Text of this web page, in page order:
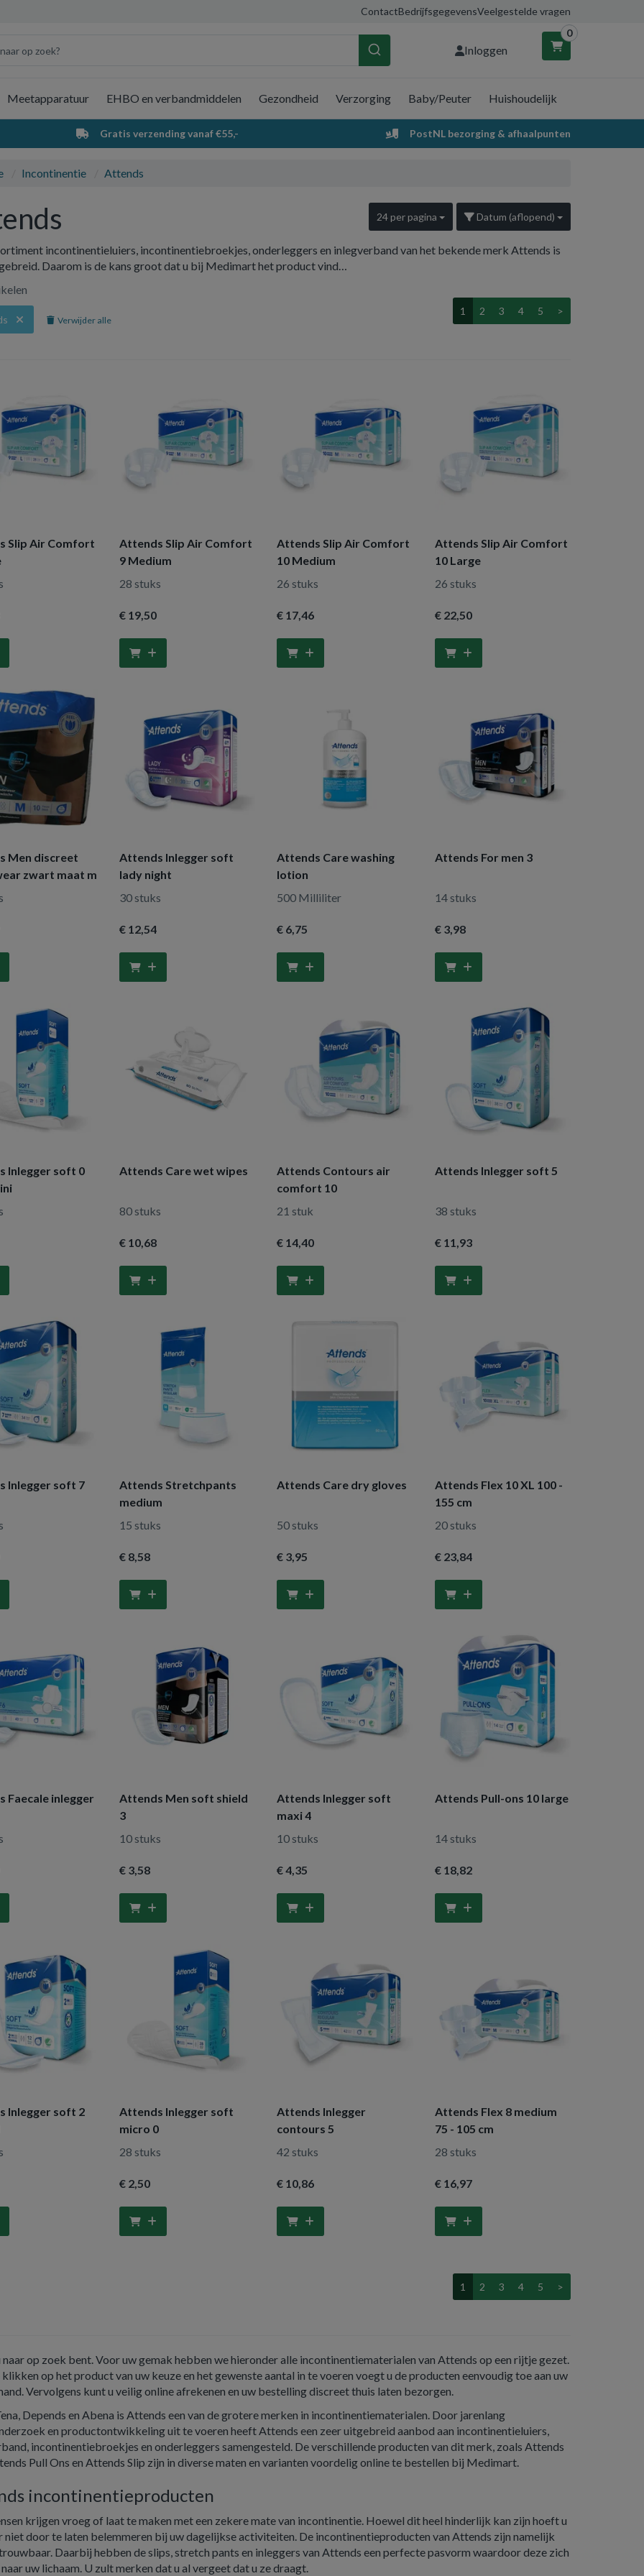
ContactBedrijfsgegevensVeelgestelde vragen
Inloggen
0
Winkelwagen
Meetapparatuur EHBO en verbandmiddelen Gezondheid Verzorging Baby/Peuter Huishoudelijk
Gratis verzending vanaf €55,- PostNL bezorging & afhaalpunten
Incontinentie Attends
Datum (aflopend)
24 per pagina
incontinentieluiers, incontinentiebroekjes, onderleggers en inlegverband van het bekende merk Attends is
Daarom is de kans groot dat u bij Medimart het product vind…
Verwijder alle
1 2 3 4 5 >
Slip Air Comfort
Attends Slip Air Comfort
9 Medium
28 stuks
€ 19,50
Attends Slip Air Comfort
10 Medium
26 stuks
€ 17,46
Attends Slip Air Comfort
10 Large
26 stuks
€ 22,50
Men discreet
zwart maat m
Attends Inlegger soft
lady night
30 stuks
€ 12,54
Attends Care washing
lotion
500 Milliliter
€ 6 ,75
Attends For men 3
14 stuks
€ 3,98
Inlegger soft 0
Attends Care wet wipes
80 stuks
€ 10,68
Attends Contours air
comfort 10
21 stuk
€ 14,40
Attends Inlegger soft 5
38 stuks
€ 11,93
Inlegger soft 7
Attends Stretchpants
medium
15 stuks
€ 8,58
Attends Care dry gloves
50 stuks
€ 3 ,95
Attends Flex 10 XL 100 -
155 cm
20 stuks
€ 23,84
Faecale inlegger
Attends Men soft shield
3
10 stuks
€ 3,58
Attends Inlegger soft
maxi 4
10 stuks
€ 4,35
Attends Pull-ons 10 large
14 stuks
€ 18,82
Inlegger soft 2
Attends Inlegger soft
micro 0
28 stuks
€ 2,50
Attends Inlegger
contours 5
42 stuks
€ 10,86
Attends Flex 8 medium
75 - 105 cm
28 stuks
€ 16,97
1 2 3 4 5 >
naar op zoek bent. Voor uw gemak hebben we hieronder alle incontinentiematerialen van Attends op een rijtje gezet.
op het product van uw keuze en het gewenste aantal in te voeren voegt u de producten eenvoudig toe aan uw
Vervolgens kunt u veilig online afrekenen en uw bestelling discreet thuis laten bezorgen.
Depends en Abena is Attends een van de grotere merken in incontinentiematerialen. Door jarenlang
en productontwikkeling uit te voeren heeft Attends een zeer uitgebreid aanbod aan incontinentieluiers,
incontinentiebroekjes en onderleggers samengesteld. De verschillende producten van dit merk, zoals Attends
Pull Ons en Attends Slip zijn in diverse maten en varianten voordelig online te bestellen bij Medimart.
incontinentieproducten
krijgen vroeg of laat te maken met een zekere mate van incontinentie. Hoewel dit heel hinderlijk kan zijn hoeft u
niet door te laten belemmeren bij uw dagelijkse activiteiten. De incontinentieproducten van Attends zijn namelijk
Daarbij hebben de slips, stretch pants en inleggers van Attends een perfecte pasvorm waardoor deze zich
uw lichaam. U zult merken dat u al vergeet dat u ze draagt.